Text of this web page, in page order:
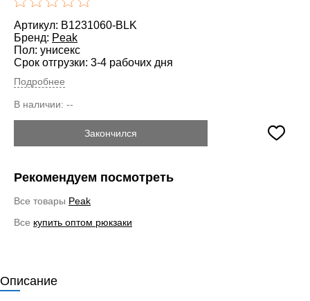
Артикул: B1231060-BLK
Бренд: Peak
Пол: унисекс
Срок отгрузки: 3-4 рабочих дня
Подробнее
В наличии: --
Закончился
Рекомендуем посмотреть
Все товары Peak
Все купить оптом рюкзаки
Описание